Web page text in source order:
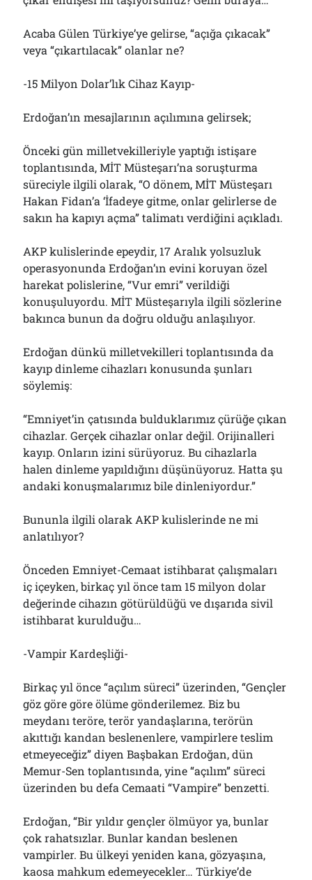
Acaba Gülen Türkiye’ye gelirse, “açığa çıkacak”
veya “çıkartılacak” olanlar ne?
-15 Milyon Dolar’lık Cihaz Kayıp-
Erdoğan’ın mesajlarının açılımına gelirsek;
Önceki gün milletvekilleriyle yaptığı istişare
toplantısında, MİT Müsteşarı’na soruşturma
süreciyle ilgili olarak, “O dönem, MİT Müsteşarı
Hakan Fidan’a ‘İfadeye gitme, onlar gelirlerse de
sakın ha kapıyı açma” talimatı verdiğini açıkladı.
AKP kulislerinde epeydir, 17 Aralık yolsuzluk
operasyonunda Erdoğan’ın evini koruyan özel
harekat polislerine, “Vur emri” verildiği
konuşuluyordu. MİT Müsteşarıyla ilgili sözlerine
bakınca bunun da doğru olduğu anlaşılıyor.
Erdoğan dünkü milletvekilleri toplantısında da
kayıp dinleme cihazları konusunda şunları
söylemiş:
“Emniyet’in çatısında bulduklarımız çürüğe çıkan
cihazlar. Gerçek cihazlar onlar değil. Orijinalleri
kayıp. Onların izini sürüyoruz. Bu cihazlarla
halen dinleme yapıldığını düşünüyoruz. Hatta şu
andaki konuşmalarımız bile dinleniyordur.”
Bununla ilgili olarak AKP kulislerinde ne mi
anlatılıyor?
Önceden Emniyet-Cemaat istihbarat çalışmaları
iç içeyken, birkaç yıl önce tam 15 milyon dolar
değerinde cihazın götürüldüğü ve dışarıda sivil
istihbarat kurulduğu…
-Vampir Kardeşliği-
Birkaç yıl önce “açılım süreci” üzerinden, “Gençler
göz göre göre ölüme gönderilemez. Biz bu
meydanı teröre, terör yandaşlarına, terörün
akıttığı kandan beslenenlere, vampirlere teslim
etmeyeceğiz” diyen Başbakan Erdoğan, dün
Memur-Sen toplantısında, yine “açılım” süreci
üzerinden bu defa Cemaati “Vampire” benzetti.
Erdoğan, “Bir yıldır gençler ölmüyor ya, bunlar
çok rahatsızlar. Bunlar kandan beslenen
vampirler. Bu ülkeyi yeniden kana, gözyaşına,
kaosa mahkum edemeyecekler… Türkiye’de